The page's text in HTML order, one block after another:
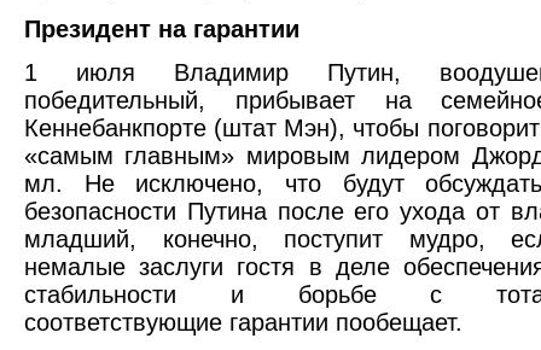
Президент на гарантии
1 июля Владимир Путин,
победительный, прибывает на
Кеннебанкпорте (штат Мэн), чтобы
«самым главным» мировым лидером
мл. Не исключено, что будут
безопасности Путина после его ухода от
младший, конечно, поступит мудро,
немалые заслуги гостя в деле
стабильности и борьбе с
соответствующие гарантии пообещает.